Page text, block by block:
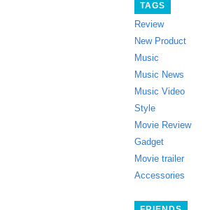
TAGS
Review
New Product
Music
Music News
Music Video
Style
Movie Review
Gadget
Movie trailer
Accessories